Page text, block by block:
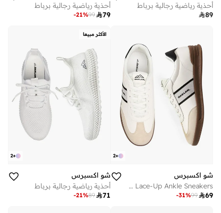
أحذية رياضية رجالية برباط
89
أحذية رياضية رجالية برباط
79
99
-21%
+
2
شو اكسبرس
Men Lace-Up Ankle Sneakers
69
99
-31%
الأكثر مبيعا
+
2
شو اكسبرس
أحذية رياضية رجالية برباط
71
89
-21%